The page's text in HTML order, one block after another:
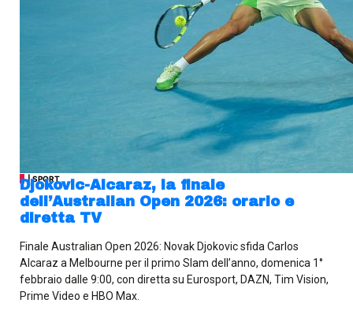
| SPORT
Djokovic-Alcaraz, la finale
dell’Australian Open 2026: orario e
diretta TV
Finale Australian Open 2026: Novak Djokovic sfida Carlos
Alcaraz a Melbourne per il primo Slam dell’anno, domenica 1°
febbraio dalle 9:00, con diretta su Eurosport, DAZN, Tim Vision,
Prime Video e HBO Max.